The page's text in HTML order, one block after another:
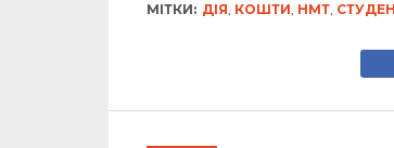
МІТКИ: ДІЯ, КОШТИ, НМТ,